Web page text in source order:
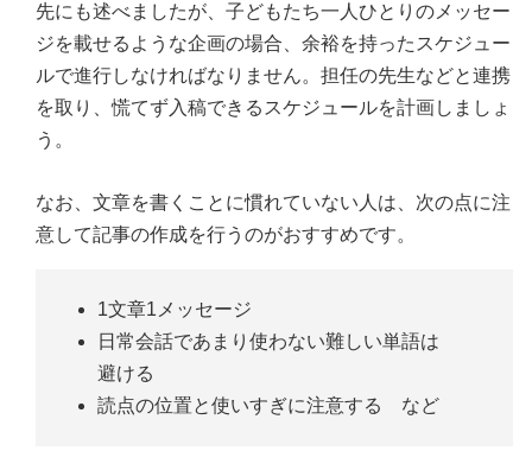
先にも述べましたが、子どもたち一人ひとりのメッセー
ジを載せるような企画の場合、余裕を持ったスケジュー
ルで進行しなければなりません。担任の先生などと連携
を取り、慌てず入稿できるスケジュールを計画しましょ
う。
なお、文章を書くことに慣れていない人は、次の点に注
意して記事の作成を行うのがおすすめです。
1文章1メッセージ
日常会話であまり使わない難しい単語は
避ける
読点の位置と使いすぎに注意する など